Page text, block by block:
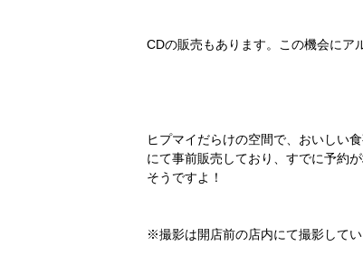
CDの販売もあります。この機会にア
ヒプマイだらけの空間で、おいしい
にて事前販売しており、すでに予約
そうですよ！
※撮影は開店前の店内にて撮影して